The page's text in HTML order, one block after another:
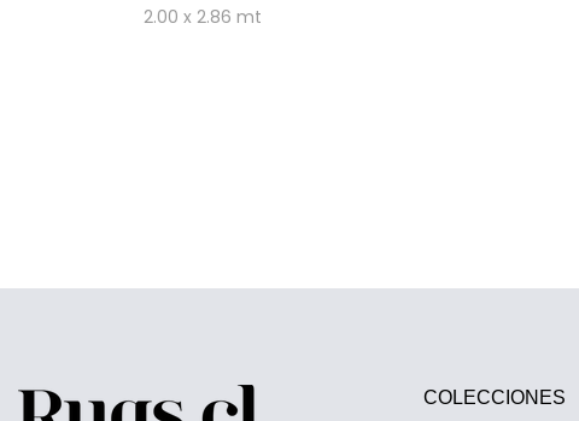
2.00 x 2.86 mt
COLECCIONES